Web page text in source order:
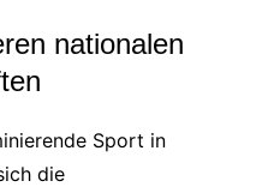
nationalen
Sport in
die